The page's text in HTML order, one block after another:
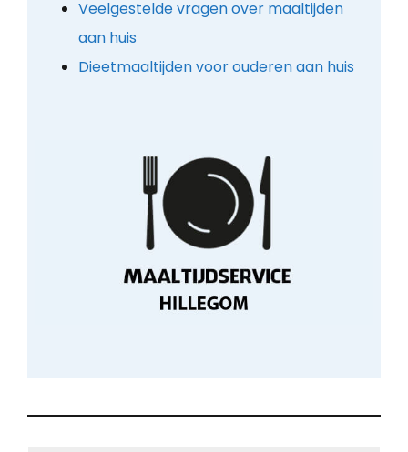
Veelgestelde vragen over maaltijden
aan huis
Dieetmaaltijden voor ouderen aan huis